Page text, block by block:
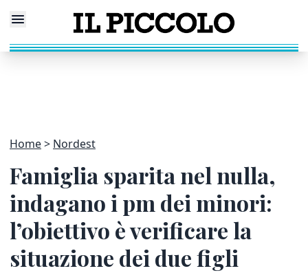
Home Nordest
Famiglia sparita nel nulla,
indagano i pm dei minori:
l’obiettivo è verificare la
situazione dei due figli